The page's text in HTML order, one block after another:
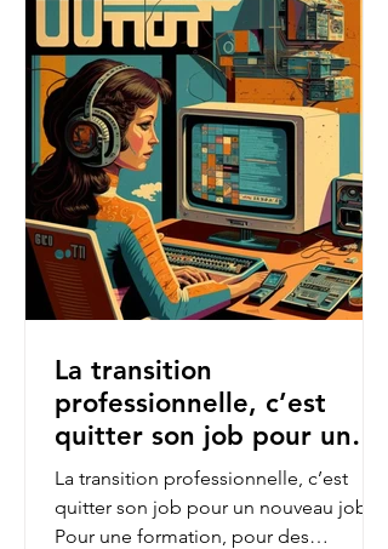
La transition
professionnelle, c’est
quitter son job pour un
nouveau job.
La transition professionnelle, c’est
quitter son job pour un nouveau job.
Pour une formation, pour des